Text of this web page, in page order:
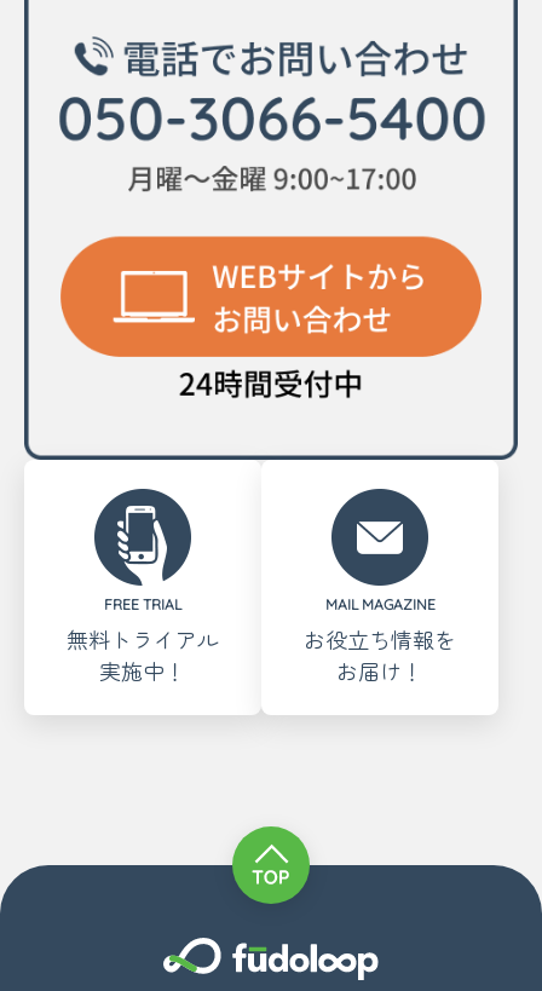
FREE TRIAL
無料トライアル
実施中！
MAIL MAGAZINE
お役立ち情報を
お届け！